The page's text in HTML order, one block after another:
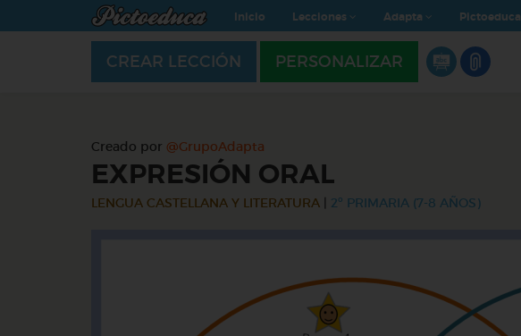
Inicio Lecciones Adapta Pictoeduca
CREAR LECCIÓN PERSONALIZAR
Creado por @GrupoAdapta
EXPRESIÓN ORAL
LENGUA CASTELLANA Y LITERATURA 2º PRIMARIA (7-8 AÑOS)